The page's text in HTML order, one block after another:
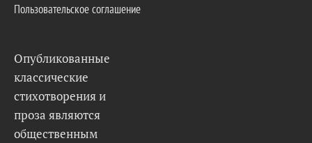
Пользовательское соглашение
Опубликованные
классические
стихотворения и
проза являются
общественным